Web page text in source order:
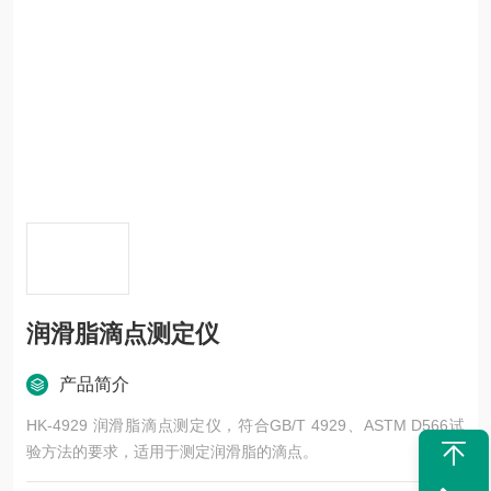
润滑脂滴点测定仪
产品简介
HK-4929 润滑脂滴点测定仪，符合GB/T 4929、ASTM D566试
验方法的要求，适用于测定润滑脂的滴点。